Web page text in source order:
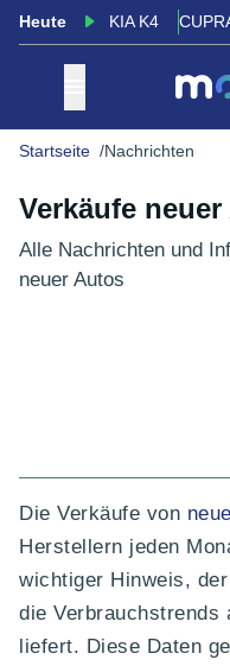
Heute KIA K4
Startseite Nachrichten
Verkäufe
Alle Nachrichten und
neuer Autos
Die Verkäufe von
Herstellern jeden
wichtiger Hinweis,
die Verbrauchstrends
liefert. Diese Daten